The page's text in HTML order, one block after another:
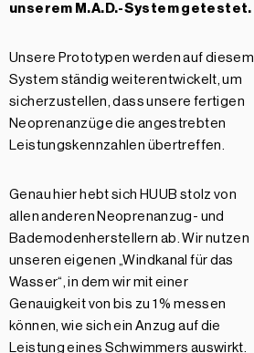
unserem M.A.D.-System getestet.
Unsere Prototypen werden auf diesem
System ständig weiterentwickelt, um
sicherzustellen, dass unsere fertigen
Neoprenanzüge die angestrebten
Leistungskennzahlen übertreffen.
Genau hier hebt sich HUUB stolz von
allen anderen Neoprenanzug- und
Bademodenherstellern ab. Wir nutzen
unseren eigenen „Windkanal für das
Wasser“, in dem wir mit einer
Genauigkeit von bis zu 1 % messen
können, wie sich ein Anzug auf die
Leistung eines Schwimmers auswirkt.